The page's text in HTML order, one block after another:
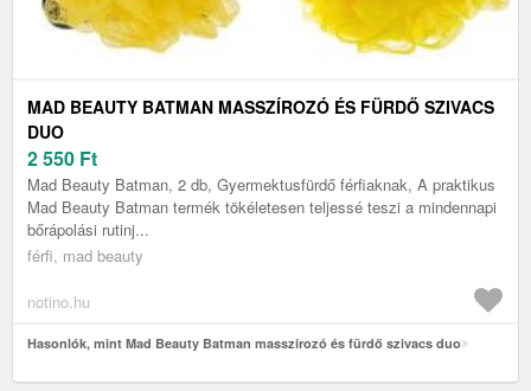
MAD BEAUTY BATMAN MASSZÍROZÓ ÉS FÜRDŐ SZIVACS
DUO
2 550 Ft
Mad Beauty Batman, 2 db, Gyermektusfürdő férfiaknak, A praktikus
Mad Beauty Batman termék tökéletesen teljessé teszi a mindennapi
bőrápolási rutinj...
férfi, mad beauty
notino.hu
Hasonlók, mint Mad Beauty Batman masszírozó és fürdő szivacs duo